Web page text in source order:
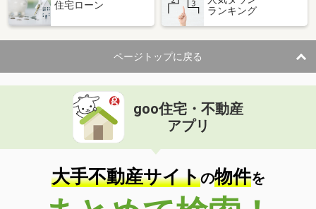
住宅ローン
ランキング
ページトップに戻る
goo住宅・不動産
アプリ
大手不動産サイトの物件を